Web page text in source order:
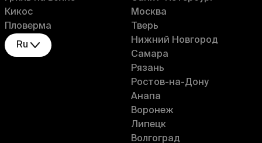
Кикос
Пловерма
Ru
Москва
Тверь
Нижний Новгород
Самара
Рязань
Ростов-на-Дону
Анапа
Воронеж
Липецк
Волгоград